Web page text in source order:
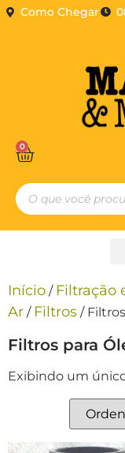
Como Chegar
0
Início / Filtração
Ar / Filtros /
Filtros para
Exibindo um